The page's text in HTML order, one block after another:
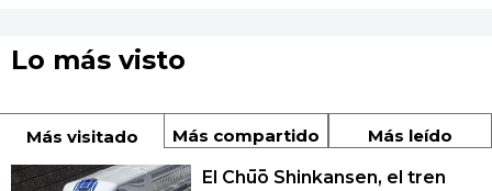
Lo más visto
Más visitado Más compartido Más leído
El Chūō Shinkansen, el tren